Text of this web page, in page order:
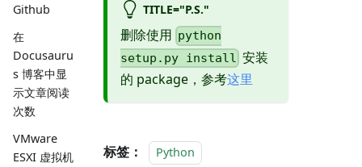
Github
在
Docusauru
s 博客中显
示文章阅读
次数
VMware
ESXI 虚拟机
TITLE="P.S."
删除使用 python
setup.py install 安装
的 package，参考这里
标签： Python